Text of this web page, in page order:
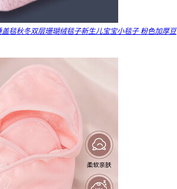
毯秋冬双层珊瑚绒毯子新生儿宝宝小毯子 粉色加厚豆